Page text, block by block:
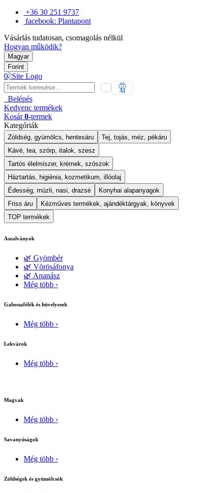
+36 30 251 9737
facebook: Plantapont
Vásárlás tudatosan, csomagolás nélkül
Hogyan működik?
Magyar
Forint
0
AI
Belépés
Kedvenc termékek
Kosár 0-termek
Kategóriák
Zöldség, gyümölcs, hentesáru
Tej, tojás, méz, pékáru
Kávé, tea, szörp, italok, szesz
Tartós élelmiszer, krémek, szószok
Háztartás, higiénia, kozmetikum, illóolaj
Édesség, müzli, nasi, drazsé
Konyhai alapanyagok
Friss áru
Kézműves termékek, ajándéktárgyak, könyvek
TOP termékek
Aszalványok
🌿 Gyömbér
🌿 Vörösáfonya
🌿 Ananász
Még több ›
Gabonafélék és hüvelyesek
Még több ›
Lekvárok
Még több ›
Magvak
Még több ›
Savanyúságok
Még több ›
Zöldségek és gyümölcsök